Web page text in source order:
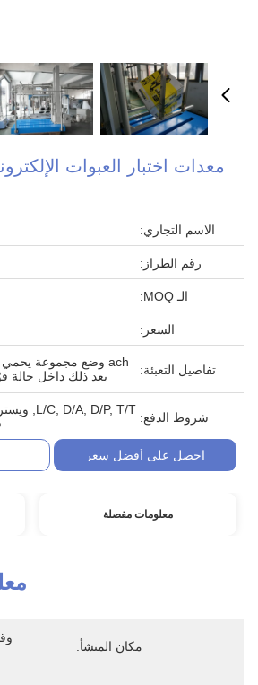
معدات اختبار العبوات
الاسم التجاري:
رقم الطراز:
الـ MOQ:
السعر:
تفاصيل التعبئة:
بعد ذلك داخل
شروط الدفع:
احصل على أفضل سعر
معلومات مفصلة
مكان المنشأ: